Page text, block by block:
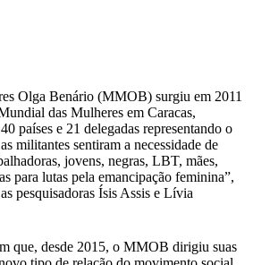
Olga Benário (MMOB) surgiu em 2011
das Mulheres em Caracas,
países e 21 delegadas representando o
militantes sentiram a necessidade de
jovens, negras, LBT, mães,
para lutas pela emancipação feminina”,
pesquisadoras Ísis Assis e Lívia
que, desde 2015, o MMOB dirigiu suas